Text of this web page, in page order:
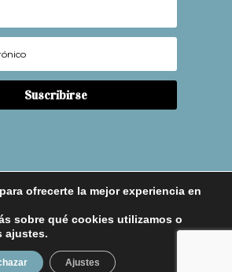
Suscribirse
Política de Privacidad
ofrecerte la mejor experiencia en
sobre qué cookies utilizamos o
ajustes.
Ajustes